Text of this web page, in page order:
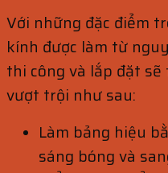
Với những đặc điểm
kính được làm từ
thi công và lắp đặt
vượt trội như sau:
Làm bảng hiệu
sáng bóng và